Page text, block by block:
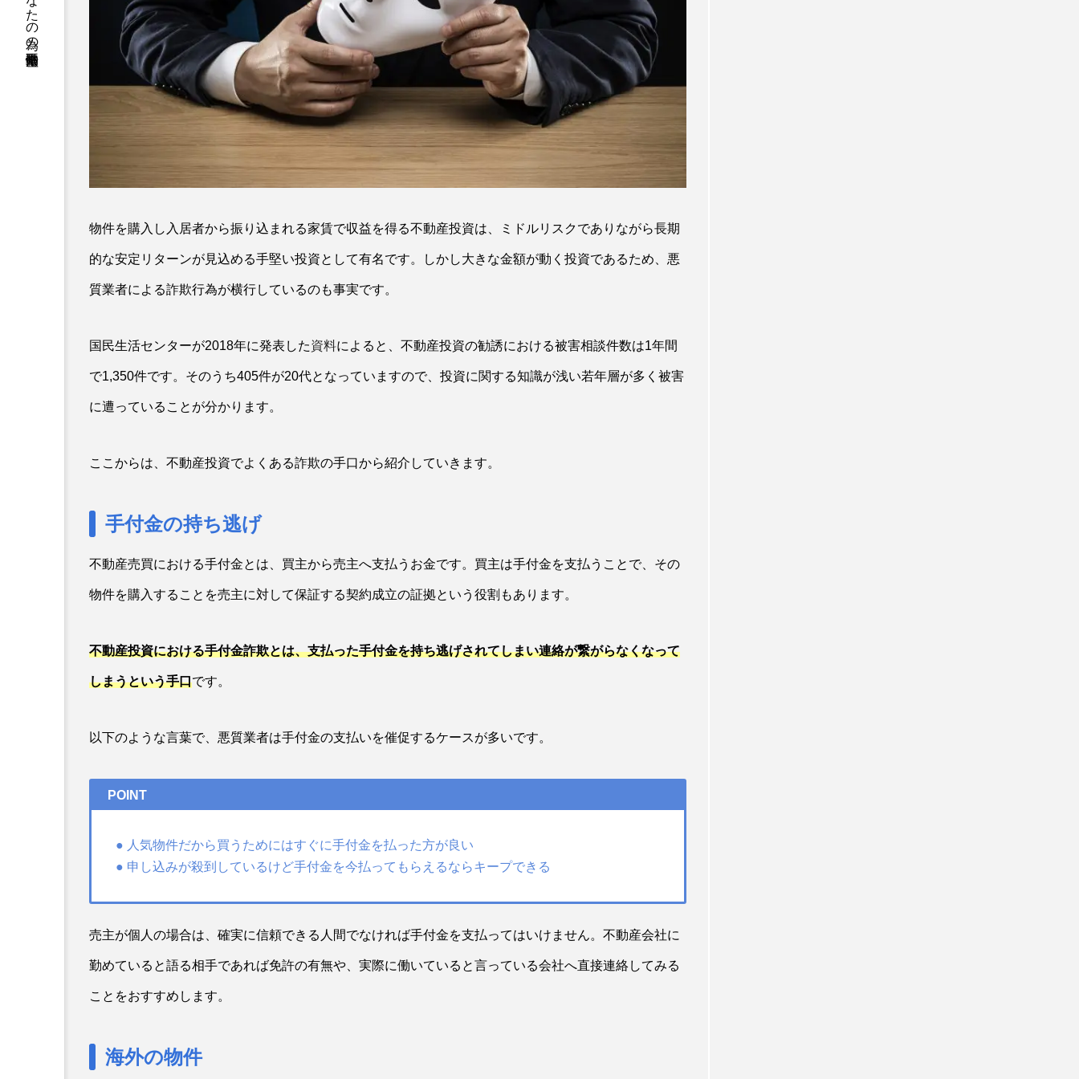
物件を購入し入居者から振り込まれる家賃で収益を得る不動産投資は、ミドルリスクでありながら長期
的な安定リターンが見込める手堅い投資として有名です。しかし大きな金額が動く投資であるため、悪
質業者による詐欺行為が横行しているのも事実です。
国民生活センターが2018年に発表した資料によると、不動産投資の勧誘における被害相談件数は1年間
で1,350件です。そのうち405件が20代となっていますので、投資に関する知識が浅い若年層が多く被害
に遭っていることが分かります。
ここからは、不動産投資でよくある詐欺の手口から紹介していきます。
手付金の持ち逃げ
不動産売買における手付金とは、買主から売主へ支払うお金です。買主は手付金を支払うことで、その
物件を購入することを売主に対して保証する契約成立の証拠という役割もあります。
不動産投資における手付金詐欺とは、支払った手付金を持ち逃げされてしまい連絡が繋がらなくなって
しまうという手口です。
以下のような言葉で、悪質業者は手付金の支払いを催促するケースが多いです。
POINT
● 人気物件だから買うためにはすぐに手付金を払った方が良い
● 申し込みが殺到しているけど手付金を今払ってもらえるならキープできる
売主が個人の場合は、確実に信頼できる人間でなければ手付金を支払ってはいけません。不動産会社に
勤めていると語る相手であれば免許の有無や、実際に働いていると言っている会社へ直接連絡してみる
ことをおすすめします。
海外の物件